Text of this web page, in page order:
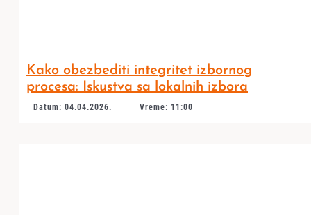
Kako obezbediti integritet izbornog
procesa: Iskustva sa lokalnih izbora
Datum: 04.04.2026. Vreme: 11:00